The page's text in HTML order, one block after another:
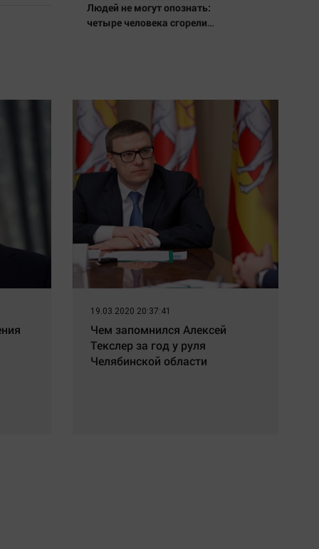
Людей не могут опознать:
четыре человека сгорели
19.03.2020 20:37:41
Чем запомнился Алексей
Текслер за год у руля
Челябинской области